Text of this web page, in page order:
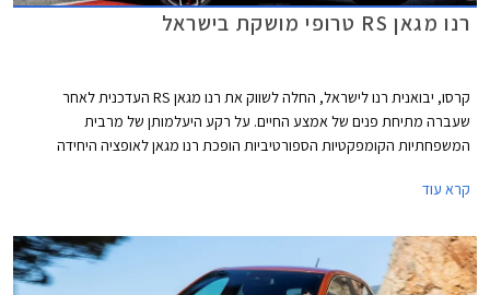
רנו מגאן RS טרופי מושקת בישראל
קרסו, יבואנית רנו לישראל, החלה לשווק את רנו מגאן RS העדכנית לאחר
שעברה מתיחת פנים של אמצע החיים. על רקע היעלמותן של מרבית
המשפחתיות הקומפקטיות הספורטיביות הופכת רנו מגאן לאופציה היחידה
בעיקר בפנסים ובפגושים, וכן לחישוקים בעיצוב חדש.
קרא עוד